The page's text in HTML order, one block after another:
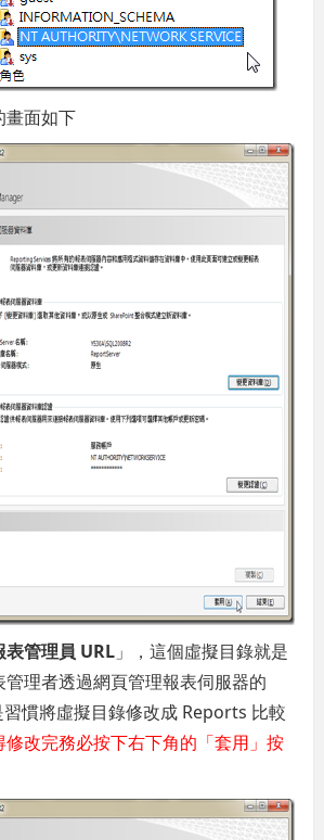
畫面如下
表管理員 URL 」，這個虛擬目錄就是
理者透過網頁管理報表伺服器的
習慣將虛擬目錄修改成 Reports 比較
修改完務必按下右下角的「套用」按